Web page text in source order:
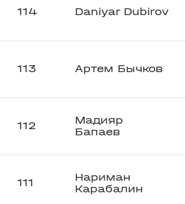
114 Daniyar Dubirov
113 Артем Бычков
112
Мадияр
Бапаев
111
Нариман
Карабалин